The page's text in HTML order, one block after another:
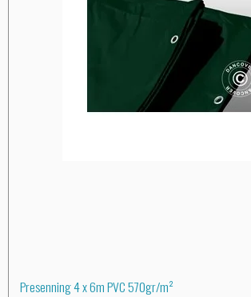
Presenning 4 x 6m PVC 570gr/m²